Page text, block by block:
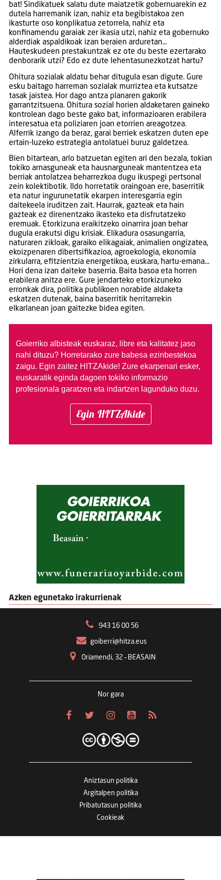
bat! Sindikatuek salatu dute maiatzetik gobernuarekin ez
dutela harremanik izan, nahiz eta begibistakoa zen
ikasturte oso konplikatua zetorrela, nahiz eta
konfinamendu garaiak zer ikasia utzi, nahiz eta gobernuko
alderdiak aspaldikoak izan beraien arduretan…
Hauteskudeen prestakuntzak ez ote du beste ezertarako
denborarik utzi? Edo ez dute lehentasunezkotzat hartu?
Ohitura sozialak aldatu behar ditugula esan digute. Gure
esku baitago harreman sozialak murriztea eta kutsatze
tasak jaistea. Hor dago antza planaren gakorik
garrantzitsuena. Ohitura sozial horien aldaketaren gaineko
kontrolean dago beste gako bat, informazioaren erabilera
interesatua eta poliziaren joan etorrien areagotzea.
Alferrik izango da beraz, garai berriek eskatzen duten epe
ertain-luzeko estrategia antolatuei buruz galdetzea.
Bien bitartean, arlo batzuetan egiten ari den bezala, tokian
tokiko arnasguneak eta hausnarguneak mantentzea eta
berriak antolatzea beharrezkoa dugu ikuspegi pertsonal
zein kolektibotik. Ildo horretatik oraingoan ere, baserritik
eta natur ingurunetatik ekarpen interesgarria egin
daitekeela iruditzen zait. Haurrak, gazteak eta hain
gazteak ez direnentzako ikasteko eta disfrutatzeko
eremuak. Etorkizuna eraikitzeko oinarrira joan behar
dugula erakutsi digu krisiak. Elikadura osasungarria,
naturaren zikloak, garaiko elikagaiak, animalien ongizatea,
ekoizpenaren dibertsifikazioa, agroekologia, ekonomia
zirkularra, efitzientzia energetikoa, euskara, hartu-emana…
Hori dena izan daiteke baserria. Baita basoa eta horren
erabilera anitza ere. Gure jendarteko etorkizuneko
erronkak dira, politika publikoen norabide aldaketa
eskatzen dutenak, baina baserritik herritarrekin
elkarlanean joan gaitezke bidea egiten.
Goierriko albisteak euskaraz, libre eta kalitatez jaso
nahi dituzu? Horretarako zure babesa ezinbestekoa
zaigu. Egin zaitez HITZAkide! Zure ekarpenari esker,
euskaratik eginda dagoen tokiko informazio
profesionala garatzen eta indartzen lagunduko duzu.
Egin HITZAkide
Azken egunetako irakurrienak
943 16 00 56
goiberri@hitza.eus
Oriamendi, 32 – BEASAIN
Nor gara
Aniztasun politika
Argitalpen politika
Pribatutasun politika
Cookieak